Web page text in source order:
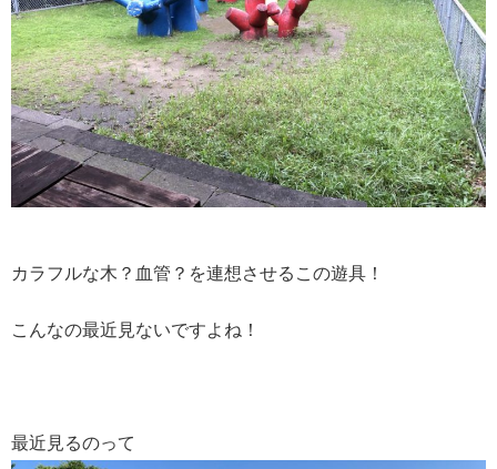
カラフルな木？血管？を連想させるこの遊具！
こんなの最近見ないですよね！
最近見るのって